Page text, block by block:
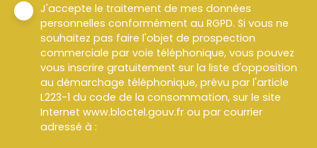
J'accepte le traitement de mes données
personnelles conformément au RGPD. Si vous ne
souhaitez pas faire l'objet de prospection
commerciale par voie téléphonique, vous pouvez
vous inscrire gratuitement sur la liste d'opposition
au démarchage téléphonique, prévu par l'article
L223-1 du code de la consommation, sur le site
Internet www.bloctel.gouv.fr ou par courrier
adressé à :